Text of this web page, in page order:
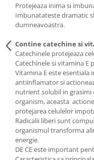
Protejeaza inima si
Imbunatateste dramatic
dumneavoastra.
Contine catechine si
Catechinele protejeaza
Catechinele si vitamina E
Vitamina E este esentiala
antiinflamator si
nutrient solubil in grasimi
organism, aceasta
protejarea celulelor
Radicalii liberi sunt
organismul transforma
energie.
DE CE este important